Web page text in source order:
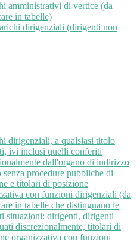
amministrativi di vertice (da
in tabelle)
dirigenziali (dirigenti non
dirigenziali, a qualsiasi titolo
ivi inclusi quelli conferiti
dall'organo di indirizzo
procedure pubbliche di
e titolari di posizione
con funzioni dirigenziali (da
in tabelle che distinguano le
situazioni: dirigenti, dirigenti
discrezionalmente, titolari di
organizzativa con funzioni